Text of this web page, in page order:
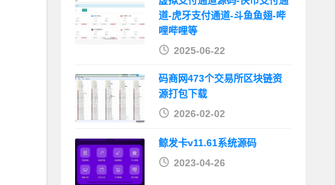
道-虎牙支付通道-斗鱼鱼翅-哔
哩哔哩等
2025-06-22
码商网473个交易所区块链资
源打包下载
2026-02-02
鲸发卡v11.61系统源码
2023-04-26